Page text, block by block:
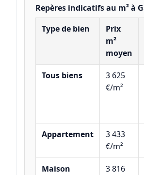
Repères indicatifs au m² à
Type de bien
Prix
m²
moyen
Tous biens
3 625
€/m²
Appartement
3 433
€/m²
Maison
3 816